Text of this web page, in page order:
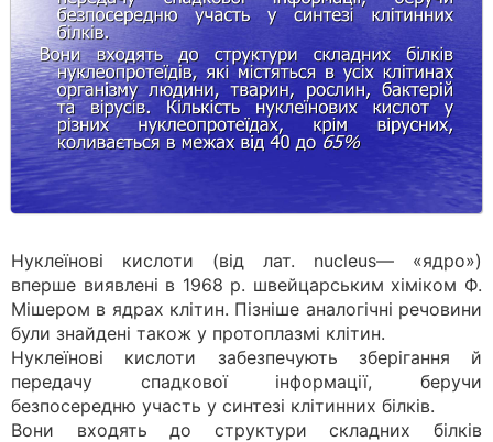
Нуклеїнові кислоти (від лат. nucleus— «ядро»)
вперше виявлені в 1968 р. швейцарським хіміком Ф.
Мішером в ядрах клітин. Пізніше аналогічні речовини
були знайдені також у протоплазмі клітин.
Нуклеїнові кислоти забезпечують зберігання й
передачу спадкової інформації, беручи
безпосередню участь у синтезі клітинних білків.
Вони входять до структури складних білків